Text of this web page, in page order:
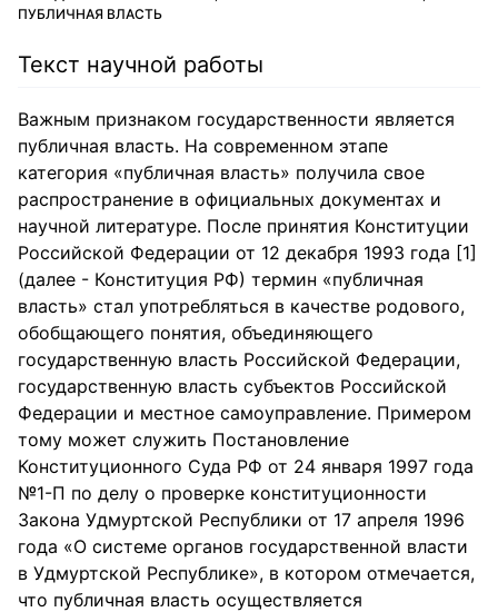
ПУБЛИЧНАЯ ВЛАСТЬ
Текст научной работы
Важным признаком государственности является
публичная власть. На современном этапе
категория «публичная власть» получила свое
распространение в официальных документах и
научной литературе. После принятия Конституции
Российской Федерации от 12 декабря 1993 года [1]
(далее - Конституция РФ) термин «публичная
власть» стал употребляться в качестве родового,
обобщающего понятия, объединяющего
государственную власть Российской Федерации,
государственную власть субъектов Российской
Федерации и местное самоуправление. Примером
тому может служить Постановление
Конституционного Суда РФ от 24 января 1997 года
№1-П по делу о проверке конституционности
Закона Удмуртской Республики от 17 апреля 1996
года «О системе органов государственной власти
в Удмуртской Республике», в котором отмечается,
что публичная власть осуществляется